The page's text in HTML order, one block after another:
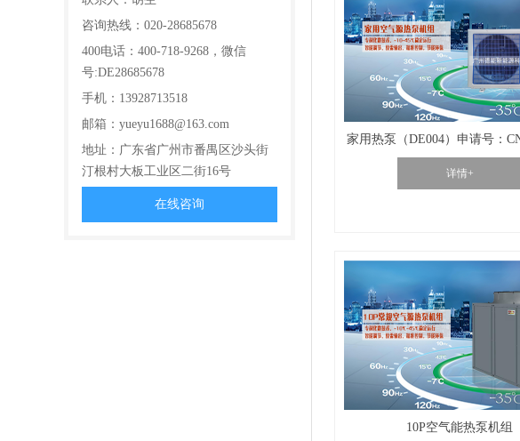
咨询热线：020-28685678
400电话：400-718-9268，微信
号:DE28685678
手机：13928713518
邮箱：yueyu1688@163.com
地址：广东省广州市番禺区沙头街
汀根村大板工业区二街16号
在线咨询
详情+
10P空气能热泵机组